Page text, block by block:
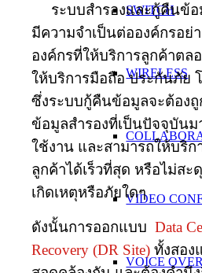
SWITCH
WIRELESS
VIDEO
VOICE
ระบบสำรองและกู้คืนข้อ
มีความจำเป็นต่อองค์กรอย่
องค์กรที่ให้บริการลูกค้าตล
ให้บริการมือถือ ประกันภัย
ซึ่งระบบกู้คืนข้อมูลจะต้อง
ข้อมูลสำรองที่เป็นปัจจุบัน
ใช้งาน และสามารถให้บริ
ลูกค้าได้เร็วที่สุด หรือไม่ส
เกิดเหตุหรือภัยใดๆ
ดังนั้นการออกแบบData
Recovery (DR Site) ทั้งสอง